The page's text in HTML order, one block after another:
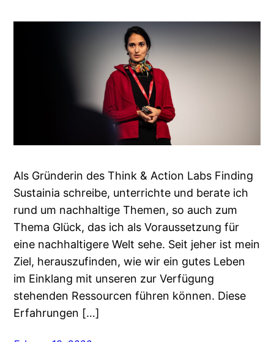
Als Gründerin des Think & Action Labs Finding
Sustainia schreibe, unterrichte und berate ich
rund um nachhaltige Themen, so auch zum
Thema Glück, das ich als Voraussetzung für
eine nachhaltigere Welt sehe. Seit jeher ist mein
Ziel, herauszufinden, wie wir ein gutes Leben
im Einklang mit unseren zur Verfügung
stehenden Ressourcen führen können. Diese
Erfahrungen […]